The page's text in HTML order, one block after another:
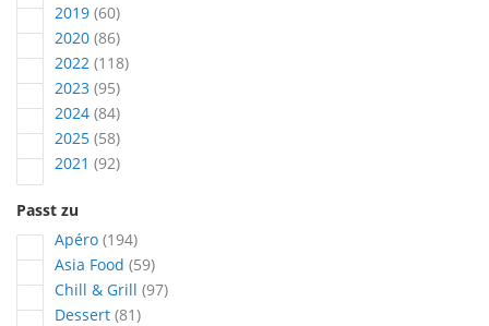
2019 60Artikel
2020 86Artikel
2022 118Artikel
2023 95Artikel
2024 84Artikel
2025 58Artikel
2021 92Artikel
Passt zu
Apéro 194Artikel
Asia Food 59Artikel
Chill & Grill 97Artikel
Dessert 81Artikel